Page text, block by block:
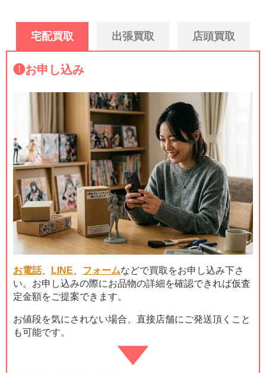
宅配買取 出張買取 店頭買取
❶お申し込み
お電話、 LINE フォームなどで買取をお申し込み下さ
い。お申し込みの際にお品物の詳細を確認できれば仮査
定金額をご提案できます。
お値段を気にされない場合、直接店舗にご発送頂くこと
も可能です。